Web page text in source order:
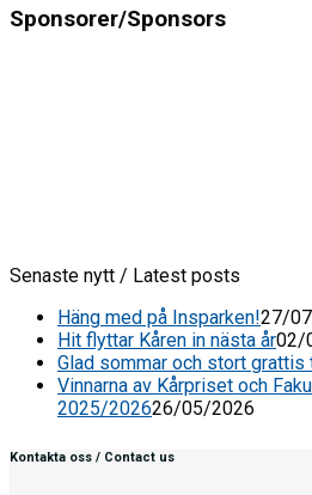
Sponsorer/Sponsors
Senaste nytt / Latest posts
Häng med på Insparken!27/
Hit flyttar Kåren in nästa år02/
Glad sommar och stort grattis
Vinnarna av Kårpriset och
2025/202626/05/2026
Kontakta oss / Contact us